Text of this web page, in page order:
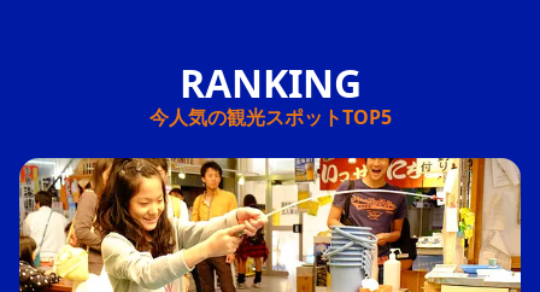
今人気の観光スポットTOP5